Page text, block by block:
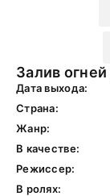
Дата выхода:
Страна:
Жанр:
В качестве:
Режиссер:
В ролях: